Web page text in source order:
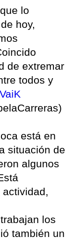
lo
hoy,
de extremar
todos y
está en
situación de
algunos
los
también un